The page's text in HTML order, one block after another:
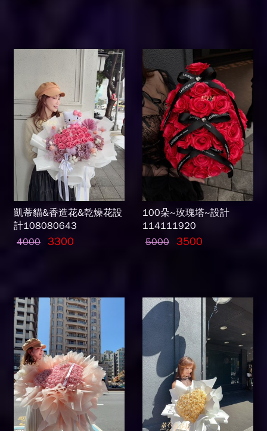
凱蒂貓&香造花&乾燥花設
計108080643
4000 3300
100朵~玫瑰塔~設計
114111920
5000 3500